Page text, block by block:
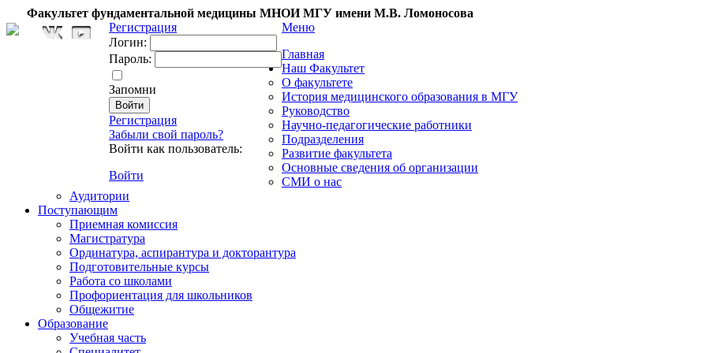
Факультет фундаментальной медицины МНОИ МГУ имени М.В. Ломоносова
Регистрация
Логин:
Пароль:
Запомни
Регистрация
Забыли свой пароль?
Войти как пользователь:
Войти
Меню
Главная
Наш Факультет
О факультете
История медицинского образования в МГУ
Руководство
Научно-педагогические работники
Подразделения
Развитие факультета
Основные сведения об организации
СМИ о нас
Аудитории
Поступающим
Приемная комиссия
Магистратура
Ординатура, аспирантура и докторантура
Подготовительные курсы
Работа со школами
Профориентация для школьников
Общежитие
Образование
Учебная часть